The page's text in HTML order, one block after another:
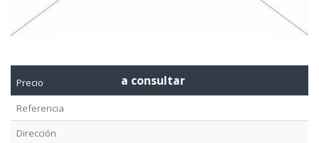
Precio a consultar
Referencia
Dirección